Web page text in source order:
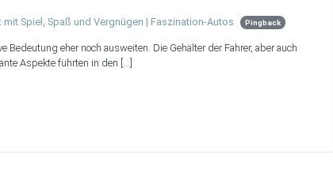
Spiel, Spaß und Vergnügen | Faszination-Autos Pingback
Bedeutung eher noch ausweiten. Die Gehälter der Fahrer, aber auch
Aspekte führten in den […]